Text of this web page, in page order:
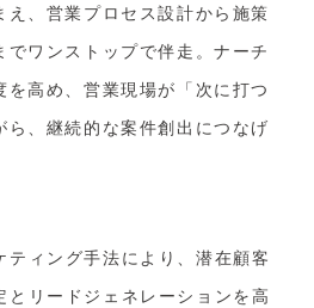
え、営業プロセス設計から施策
ワンストップで伴走。ナーチ
を高め、営業現場が「次に打つ
ら、継続的な案件創出につなげ
ティング手法により、潜在顧客
とリードジェネレーションを高